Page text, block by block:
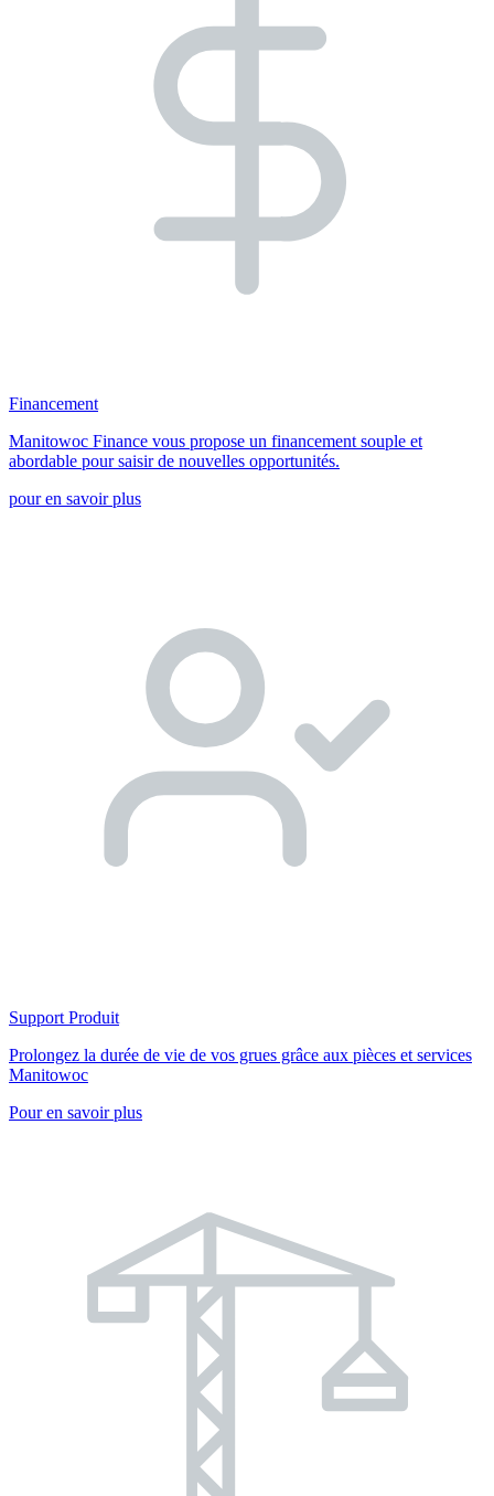
Financement
Manitowoc Finance vous propose un financement souple et
abordable pour saisir de nouvelles opportunités.
pour en savoir plus
Support Produit
Prolongez la durée de vie de vos grues grâce aux pièces et services
Manitowoc
Pour en savoir plus